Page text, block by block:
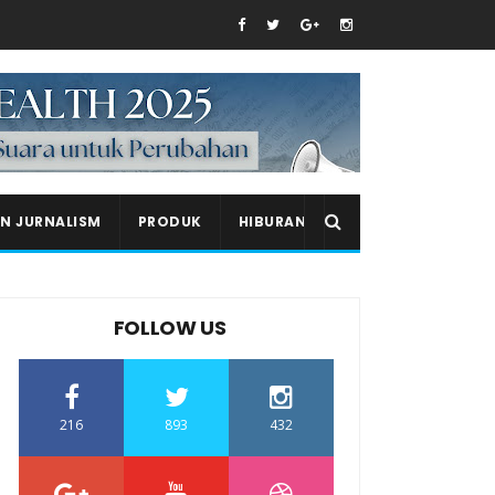
JURNALISM PRODUK HIBURAN
FOLLOW US
216 893 432